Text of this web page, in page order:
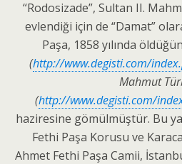
“Rodosizade”, Sultan II.
evlendiği için de “Damat”
Paşa, 1858 yılında
(http://www.degisti.com/
Mahmut
(http://www.degisti.com/
haziresine gömülmüştür. Bu
Fethi Paşa Korusu ve
Ahmet Fethi Paşa Camii,